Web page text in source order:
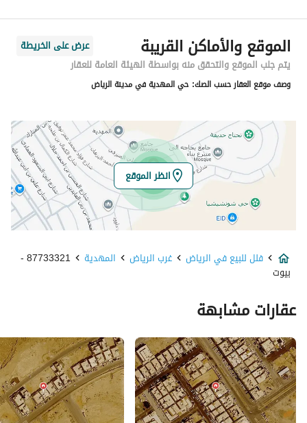
رقم المبنى
3741
الرقم الاضافي
8085
خط العرض
24.66006810039465
خط الطول
46.529884123181425
تفاصيل العقار
نوع الإعلان
للبيع
استخدام العقار
-
السعر
المساحة
418
عدد الغرف
14
الموقع والأماكن القريبة
عرض على الخريطة
يتم جلب الموقع والتحقق منه بواسطة الهيئة العامة للعقار
وصف موقع العقار حسب الصك: حي المهدية في مدينة الرياض
انظر الموقع
فلل للبيع في الرياض غرب الرياض المهدية 87733321 -
بيوت
عقارات مشابهة